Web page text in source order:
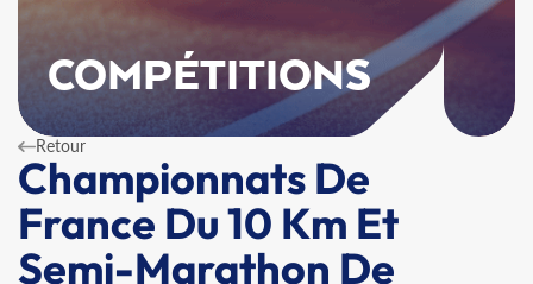
COMPÉTITIONS
Retour
Championnats De
France Du 10 Km Et
Semi-Marathon De